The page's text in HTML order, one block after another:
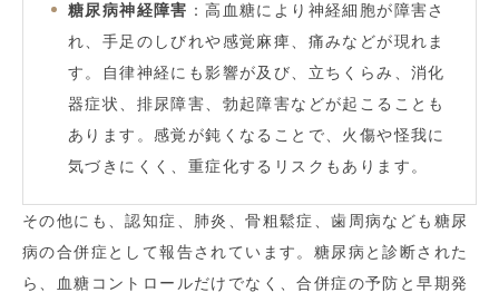
糖尿病神経障害 ：高血糖により神経細胞が障害さ
れ、手足のしびれや感覚麻痺、痛みなどが現れま
す。自律神経にも影響が及び、立ちくらみ、消化
器症状、排尿障害、勃起障害などが起こることも
あります。感覚が鈍くなることで、火傷や怪我に
気づきにくく、重症化するリスクもあります。
その他にも、認知症、肺炎、骨粗鬆症、歯周病なども糖尿
病の合併症として報告されています。糖尿病と診断された
ら、血糖コントロールだけでなく、合併症の予防と早期発